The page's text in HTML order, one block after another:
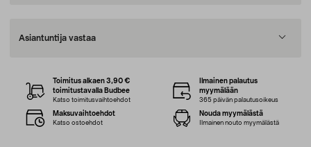
Asiantuntija vastaa
Toimitus alkaen 3,90 €
toimitustavalla Budbee
Katso toimitusvaihtoehdot
Ilmainen palautus
myymälään
365 päivän palautusoikeus
Maksuvaihtoehdot
Katso ostoehdot
Nouda myymälästä
Ilmainen nouto myymälästä